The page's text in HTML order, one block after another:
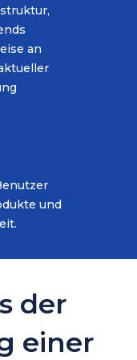
an
und
der
einer